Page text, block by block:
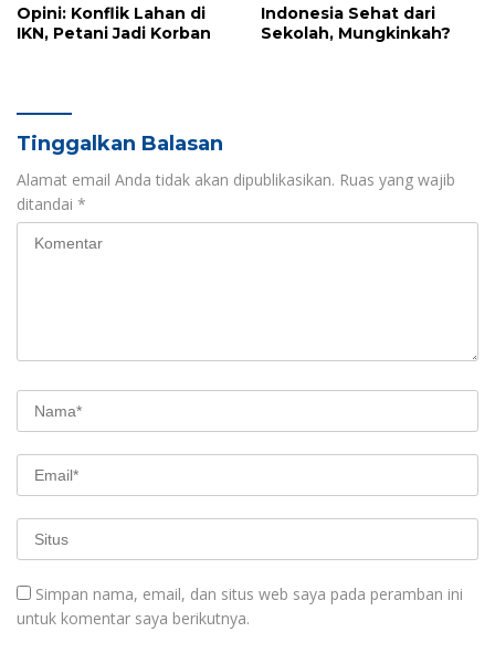
Opini: Konflik Lahan di
IKN, Petani Jadi Korban
Indonesia Sehat dari
Sekolah, Mungkinkah?
Tinggalkan Balasan
Alamat email Anda tidak akan dipublikasikan. Ruas yang wajib
ditandai *
Simpan nama, email, dan situs web saya pada peramban ini
untuk komentar saya berikutnya.